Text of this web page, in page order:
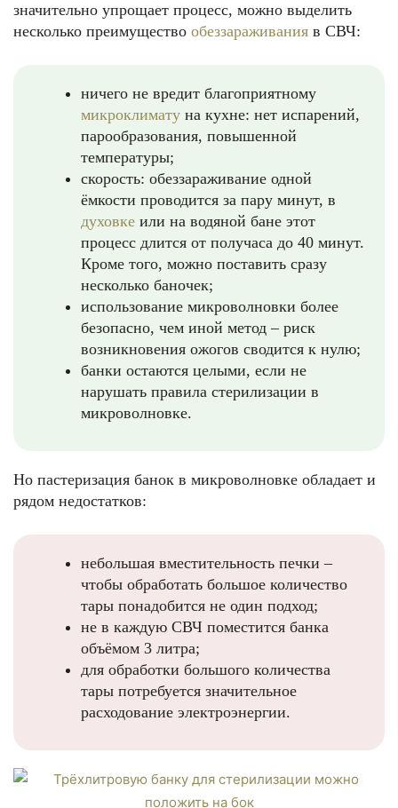
значительно упрощает процесс, можно выделить
несколько преимущество обеззараживания в СВЧ:
ничего не вредит благоприятному
микроклимату на кухне: нет испарений,
парообразования, повышенной
температуры;
скорость: обеззараживание одной
ёмкости проводится за пару минут, в
духовке или на водяной бане этот
процесс длится от получаса до 40 минут.
Кроме того, можно поставить сразу
несколько баночек;
использование микроволновки более
безопасно, чем иной метод – риск
возникновения ожогов сводится к нулю;
банки остаются целыми, если не
нарушать правила стерилизации в
микроволновке.
Но пастеризация банок в микроволновке обладает и
рядом недостатков:
небольшая вместительность печки –
чтобы обработать большое количество
тары понадобится не один подход;
не в каждую СВЧ поместится банка
объёмом 3 литра;
для обработки большого количества
тары потребуется значительное
расходование электроэнергии.